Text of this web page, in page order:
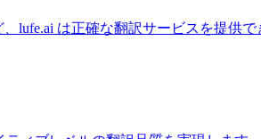
lufe.ai は正確な翻訳サービスを提供で